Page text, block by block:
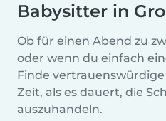
Babysitter in
Ob für einen Abend zu
oder wenn du einfach
Finde
Zeit, als es dauert, die
auszuhandeln.